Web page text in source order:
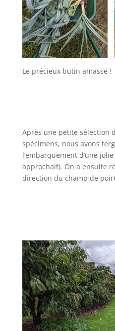
Le précieux butin amassé !
Après une petite sélection
spécimens, nous avons
l’embarquement d’une
approchait). On a ensuite
direction du champ de